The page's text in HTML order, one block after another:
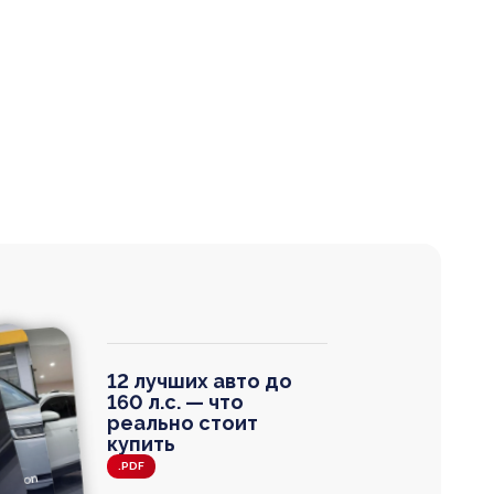
12 лучших авто до
160 л.с. — что
реально стоит
купить
.PDF